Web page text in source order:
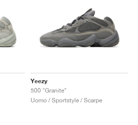
Yeezy
500 "Granite"
Uomo / Sportstyle / Scarpe